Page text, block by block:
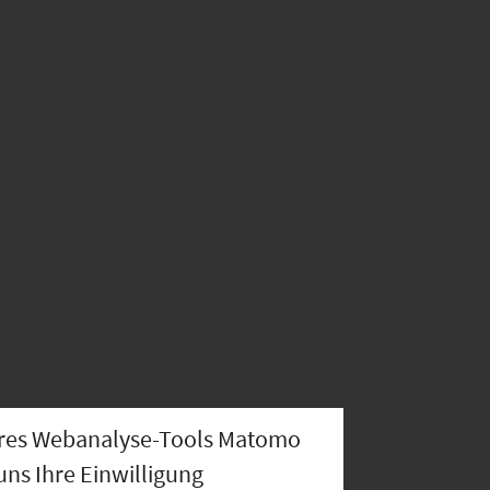
Webanalyse-Tools Matomo
Ihre Einwilligung